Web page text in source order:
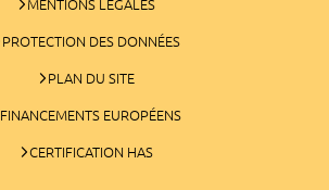
MENTIONS LÉGALES
PROTECTION DES DONNÉES
PLAN DU SITE
FINANCEMENTS EUROPÉENS
CERTIFICATION HAS